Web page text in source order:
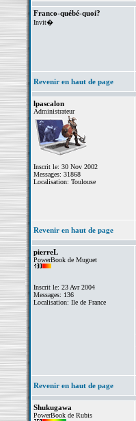
Franco-québé-quoi?
Invit�
Revenir en haut de page
lpascalon
Administrateur
Inscrit le: 30 Nov 2002
Messages: 31868
Localisation: Toulouse
Revenir en haut de page
pierreL
PowerBook de Muguet
Inscrit le: 23 Avr 2004
Messages: 136
Localisation: Ile de France
Revenir en haut de page
Shukugawa
PowerBook de Rubis